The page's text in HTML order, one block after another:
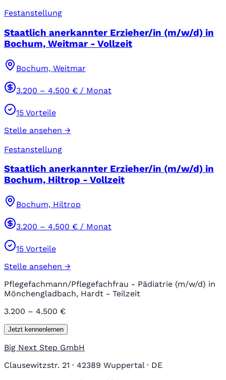
Festanstellung
Staatlich anerkannter Erzieher/in (m/w/d) in
Bochum, Weitmar - Vollzeit
Bochum, Weitmar
3.200 – 4.500 € / Monat
15 Vorteile
Stelle ansehen →
Festanstellung
Staatlich anerkannter Erzieher/in (m/w/d) in
Bochum, Hiltrop - Vollzeit
Bochum, Hiltrop
3.200 – 4.500 € / Monat
15 Vorteile
Stelle ansehen →
Pflegefachmann/Pflegefachfrau - Pädiatrie (m/w/d) in
Mönchengladbach, Hardt - Teilzeit
3.200 – 4.500 €
Jetzt kennenlernen
Big Next Step GmbH
Clausewitzstr. 21 · 42389 Wuppertal · DE